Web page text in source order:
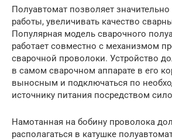
Полуавтомат позволяет
работы, увеличивать качество
Популярная модель сварочного
работает совместно с механизмом
сварочной проволоки. Устройство
в самом сварочном аппарате в его
выносным и подключаться по
источнику питания посредством
Намотанная на бобину проволока
располагаться в катушке